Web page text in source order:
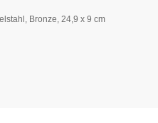
Bronze, 24,9 x 9 cm